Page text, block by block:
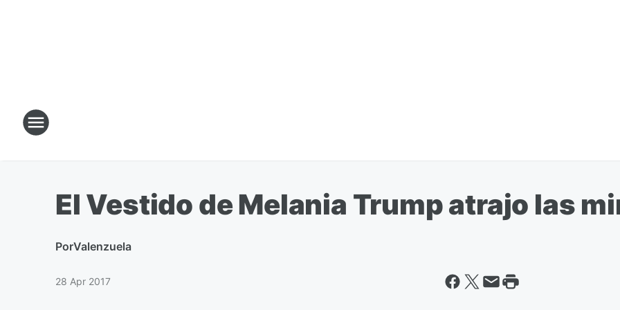
El Vestido de Melania Trump atrajo las
PorValenzuela
28 Apr 2017